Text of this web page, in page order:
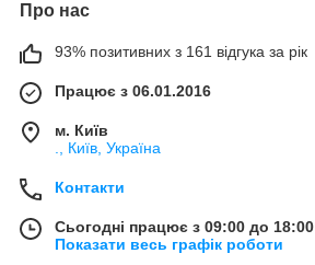
Про нас
93% позитивних з 161 відгука за рік
Працює з 06.01.2016
м. Київ
., Київ, Україна
Контакти
Сьогодні працює з 09:00 до 18:00
Показати весь графік роботи